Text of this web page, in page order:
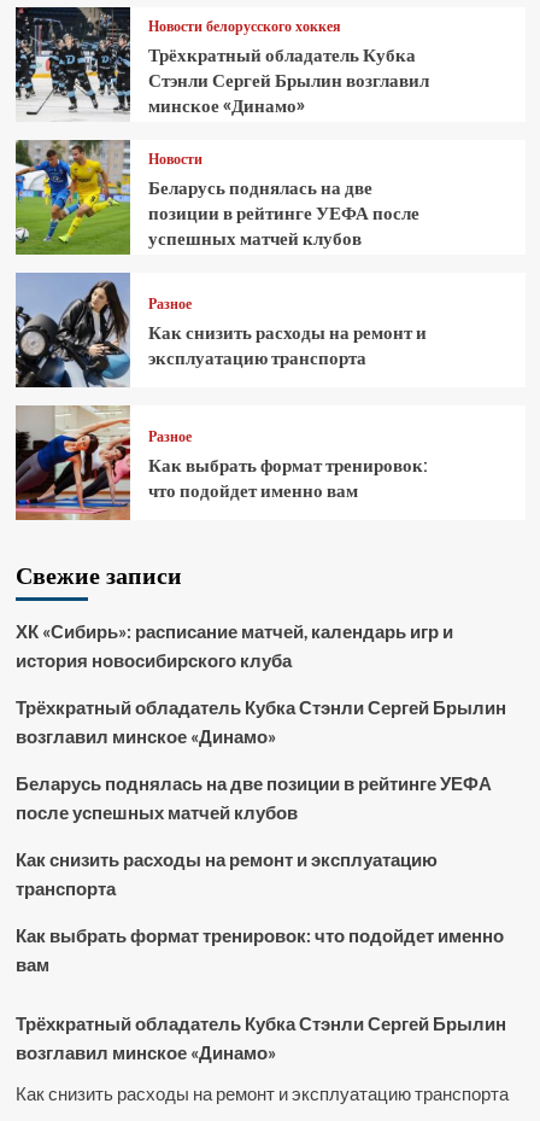
Новости белорусского хоккея
Трёхкратный обладатель Кубка
Стэнли Сергей Брылин возглавил
минское «Динамо»
Новости
Беларусь поднялась на две
позиции в рейтинге УЕФА после
успешных матчей клубов
Разное
Как снизить расходы на ремонт и
эксплуатацию транспорта
Разное
Как выбрать формат тренировок:
что подойдет именно вам
Свежие записи
ХК «Сибирь»: расписание матчей, календарь игр и
история новосибирского клуба
Трёхкратный обладатель Кубка Стэнли Сергей Брылин
возглавил минское «Динамо»
Беларусь поднялась на две позиции в рейтинге УЕФА
после успешных матчей клубов
Как снизить расходы на ремонт и эксплуатацию
транспорта
Как выбрать формат тренировок: что подойдет именно
вам
Трёхкратный обладатель Кубка Стэнли Сергей Брылин
возглавил минское «Динамо»
Как снизить расходы на ремонт и эксплуатацию транспорта